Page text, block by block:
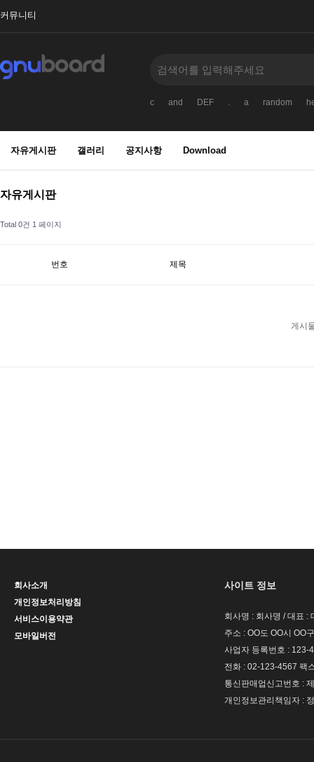
커뮤니티
c and DEF . a random
자유게시판 갤러리 공지사항 Download
자유게시판
Total 0건 1 페이지
번호 제목
게시
회사소개
개인정보처리방침
서비스이용약관
모바일버전
사이트 정보
회사명 : 회사명 / 대표 :
주소 : OO도 OO시 OO
사업자 등록번호 : 123-
전화 : 02-123-4567 팩
통신판매업신고번호 :
개인정보관리책임자 :